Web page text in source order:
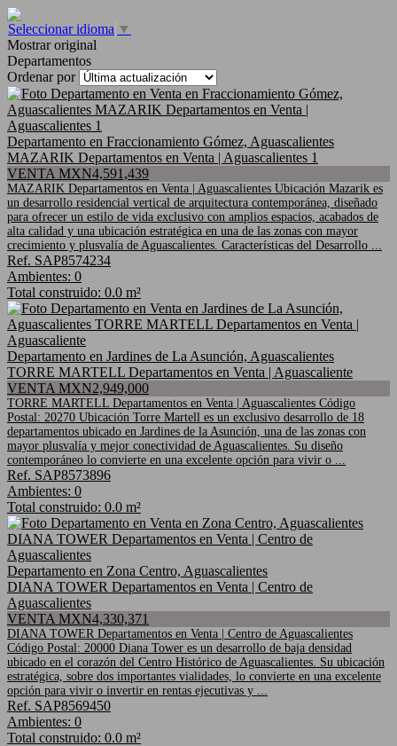
Seleccionar idioma ▼
Mostrar original
Departamentos
Ordenar por
Departamento en Fraccionamiento Gómez, Aguascalientes
MAZARIK Departamentos en Venta | Aguascalientes 1
VENTA MXN4,591,439
MAZARIK Departamentos en Venta | Aguascalientes Ubicación Mazarik es
un desarrollo residencial vertical de arquitectura contemporánea, diseñado
para ofrecer un estilo de vida exclusivo con amplios espacios, acabados de
alta calidad y una ubicación estratégica en una de las zonas con mayor
crecimiento y plusvalía de Aguascalientes. Características del Desarrollo ...
Ref. SAP8574234
Ambientes: 0
Total construido: 0.0 m²
Departamento en Jardines de La Asunción, Aguascalientes
TORRE MARTELL Departamentos en Venta | Aguascaliente
VENTA MXN2,949,000
TORRE MARTELL Departamentos en Venta | Aguascalientes Código
Postal: 20270 Ubicación Torre Martell es un exclusivo desarrollo de 18
departamentos ubicado en Jardines de la Asunción, una de las zonas con
mayor plusvalía y mejor conectividad de Aguascalientes. Su diseño
contemporáneo lo convierte en una excelente opción para vivir o ...
Ref. SAP8573896
Ambientes: 0
Total construido: 0.0 m²
Departamento en Zona Centro, Aguascalientes
DIANA TOWER Departamentos en Venta | Centro de
Aguascalientes
VENTA MXN4,330,371
DIANA TOWER Departamentos en Venta | Centro de Aguascalientes
Código Postal: 20000 Diana Tower es un desarrollo de baja densidad
ubicado en el corazón del Centro Histórico de Aguascalientes. Su ubicación
estratégica, sobre dos importantes vialidades, lo convierte en una excelente
opción para vivir o invertir en rentas ejecutivas y ...
Ref. SAP8569450
Ambientes: 0
Total construido: 0.0 m²